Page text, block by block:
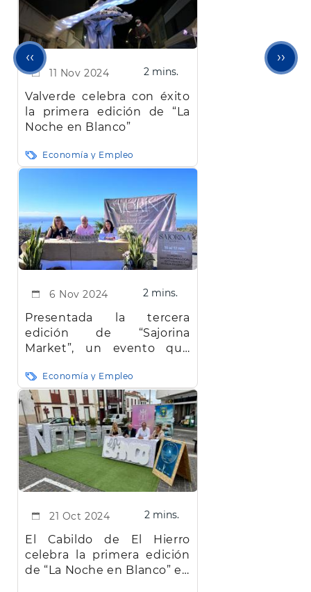
11 Nov 2024 2 mins.
Valverde celebra con éxito
la primera edición de “La
Noche en Blanco”
Economía y Empleo
6 Nov 2024 2 mins.
Presentada la tercera
edición de “Sajorina
Market”, un evento que
gastronomía local de El
Hierro
Economía y Empleo
21 Oct 2024 2 mins.
El Cabildo de El Hierro
celebra la primera edición
de “La Noche en Blanco” en
Página
anterior
‹‹ ››